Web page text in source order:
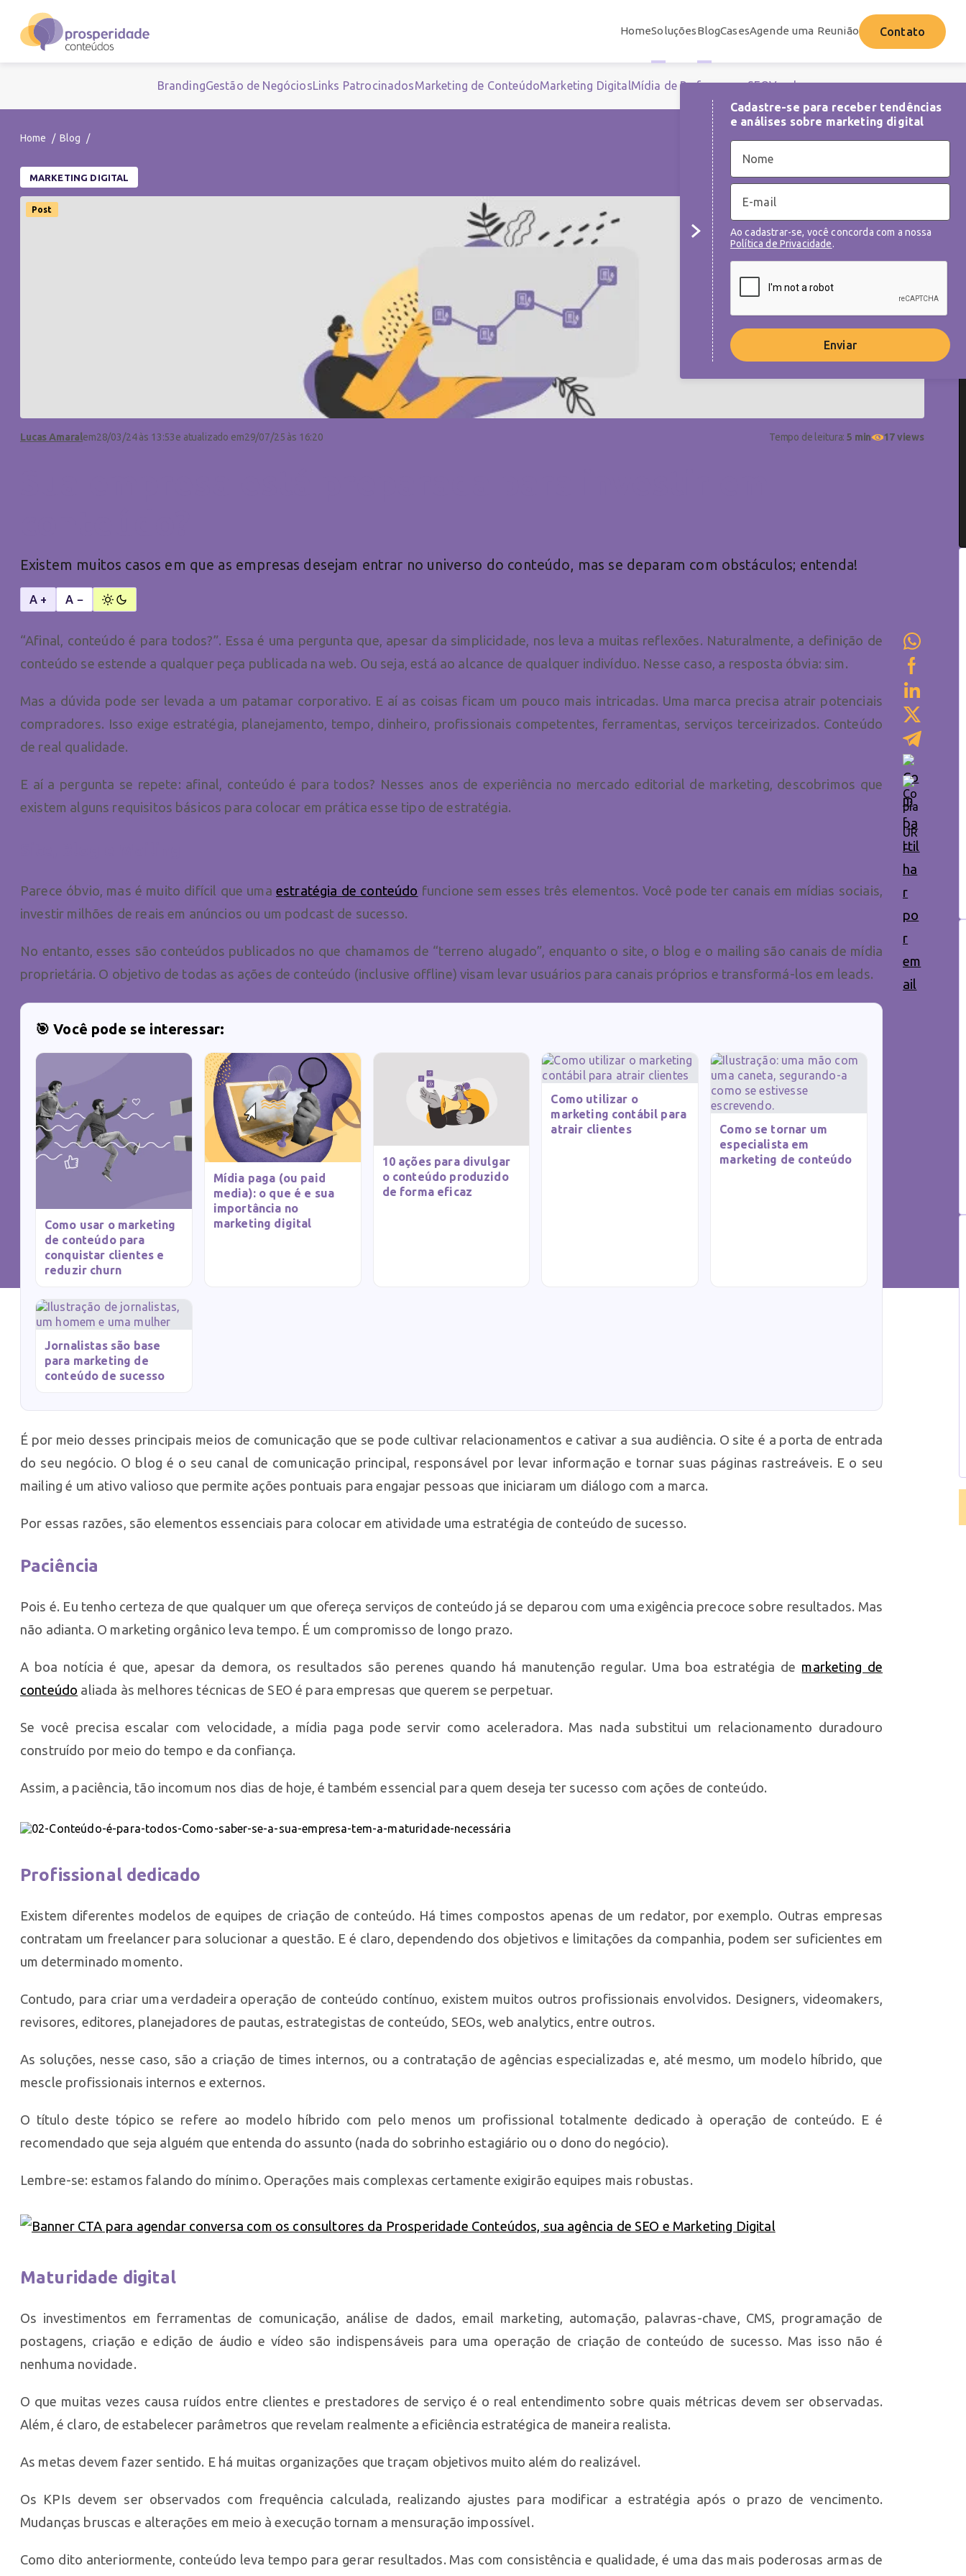
HomeSoluçõesBlogCasesAgende uma Reunião Contato
BrandingGestão de NegóciosLinks PatrocinadosMarketing de ConteúdoMarketing DigitalMídia de PerformanceSEOVendas
Cadastre-se para receber tendências
e análises sobre marketing digital
Ao cadastrar-se, você concorda com a nossa
Política de Privacidade.
Enviar
Home Blog
MARKETING DIGITAL
Post
Lucas Amaralem28/03/24 às 13:53e atualizado em29/07/25 às 16:20 Tempo de leitura:5 min 17 views
Existem muitos casos em que as empresas desejam entrar no universo do conteúdo, mas se deparam com obstáculos; entenda!
A + A −
“Afinal, conteúdo é para todos?”. Essa é uma pergunta que, apesar da simplicidade, nos leva a muitas reflexões. Naturalmente, a definição de
conteúdo se estende a qualquer peça publicada na web. Ou seja, está ao alcance de qualquer indivíduo. Nesse caso, a resposta óbvia: sim.
Mas a dúvida pode ser levada a um patamar corporativo. E aí as coisas ficam um pouco mais intricadas. Uma marca precisa atrair potenciais
compradores. Isso exige estratégia, planejamento, tempo, dinheiro, profissionais competentes, ferramentas, serviços terceirizados. Conteúdo
de real qualidade.
E aí a pergunta se repete: afinal, conteúdo é para todos? Nesses anos de experiência no mercado editorial de marketing, descobrimos que
existem alguns requisitos básicos para colocar em prática esse tipo de estratégia.
Parece óbvio, mas é muito difícil que uma estratégia de conteúdo funcione sem esses três elementos. Você pode ter canais em mídias sociais,
investir milhões de reais em anúncios ou um podcast de sucesso.
No entanto, esses são conteúdos publicados no que chamamos de “terreno alugado”, enquanto o site, o blog e o mailing são canais de mídia
proprietária. O objetivo de todas as ações de conteúdo (inclusive offline) visam levar usuários para canais próprios e transformá-los em leads.
🎯 Você pode se interessar:
Como usar o marketing
de conteúdo para
conquistar clientes e
reduzir churn
Mídia paga (ou paid
media): o que é e sua
importância no
marketing digital
10 ações para divulgar
o conteúdo produzido
de forma eficaz
Como utilizar o
marketing contábil para
atrair clientes
Como se tornar um
especialista em
marketing de conteúdo
Jornalistas são base
para marketing de
conteúdo de sucesso
É por meio desses principais meios de comunicação que se pode cultivar relacionamentos e cativar a sua audiência. O site é a porta de entrada
do seu negócio. O blog é o seu canal de comunicação principal, responsável por levar informação e tornar suas páginas rastreáveis. E o seu
mailing é um ativo valioso que permite ações pontuais para engajar pessoas que iniciaram um diálogo com a marca.
Por essas razões, são elementos essenciais para colocar em atividade uma estratégia de conteúdo de sucesso.
Paciência
Pois é. Eu tenho certeza de que qualquer um que ofereça serviços de conteúdo já se deparou com uma exigência precoce sobre resultados. Mas
não adianta. O marketing orgânico leva tempo. É um compromisso de longo prazo.
A boa notícia é que, apesar da demora, os resultados são perenes quando há manutenção regular. Uma boa estratégia de marketing de
conteúdo aliada às melhores técnicas de SEO é para empresas que querem se perpetuar.
Se você precisa escalar com velocidade, a mídia paga pode servir como aceleradora. Mas nada substitui um relacionamento duradouro
construído por meio do tempo e da confiança.
Assim, a paciência, tão incomum nos dias de hoje, é também essencial para quem deseja ter sucesso com ações de conteúdo.
Profissional dedicado
Existem diferentes modelos de equipes de criação de conteúdo. Há times compostos apenas de um redator, por exemplo. Outras empresas
contratam um freelancer para solucionar a questão. E é claro, dependendo dos objetivos e limitações da companhia, podem ser suficientes em
um determinado momento.
Contudo, para criar uma verdadeira operação de conteúdo contínuo, existem muitos outros profissionais envolvidos. Designers, videomakers,
revisores, editores, planejadores de pautas, estrategistas de conteúdo, SEOs, web analytics, entre outros.
As soluções, nesse caso, são a criação de times internos, ou a contratação de agências especializadas e, até mesmo, um modelo híbrido, que
mescle profissionais internos e externos.
O título deste tópico se refere ao modelo híbrido com pelo menos um profissional totalmente dedicado à operação de conteúdo. E é
recomendado que seja alguém que entenda do assunto (nada do sobrinho estagiário ou o dono do negócio).
Lembre-se: estamos falando do mínimo. Operações mais complexas certamente exigirão equipes mais robustas.
Maturidade digital
Os investimentos em ferramentas de comunicação, análise de dados, email marketing, automação, palavras-chave, CMS, programação de
postagens, criação e edição de áudio e vídeo são indispensáveis para uma operação de criação de conteúdo de sucesso. Mas isso não é
nenhuma novidade.
O que muitas vezes causa ruídos entre clientes e prestadores de serviço é o real entendimento sobre quais métricas devem ser observadas.
Além, é claro, de estabelecer parâmetros que revelam realmente a eficiência estratégica de maneira realista.
As metas devem fazer sentido. E há muitas organizações que traçam objetivos muito além do realizável.
Os KPIs devem ser observados com frequência calculada, realizando ajustes para modificar a estratégia após o prazo de vencimento.
Mudanças bruscas e alterações em meio à execução tornam a mensuração impossível.
Como dito anteriormente, conteúdo leva tempo para gerar resultados. Mas com consistência e qualidade, é uma das mais poderosas armas de